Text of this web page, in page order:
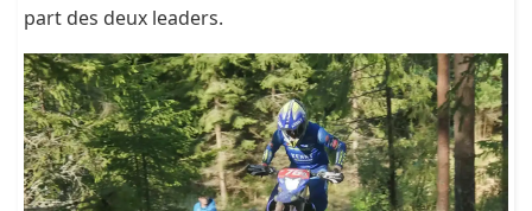
part des deux leaders.